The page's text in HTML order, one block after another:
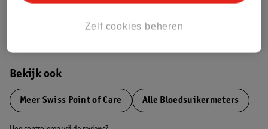
Bestel & Bezorginformatie
Bekijk ook
Meer Swiss Point of Care Alle Bloedsuikermeters
Zelf cookies beheren